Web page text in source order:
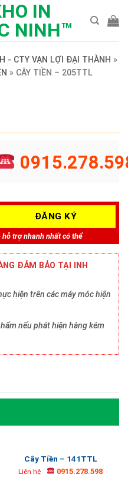
- CTY VẠN LỢI ĐẠI THÀNH »
» CÂY TIỀN – 205TTL
trợ nhanh nhất có thể
ĐẢM BẢO TẠI INH
hiện trên các máy móc hiện
nếu phát hiện hàng kém
Cây Tiền – 141TTL
Liên hệ 0915.278.598